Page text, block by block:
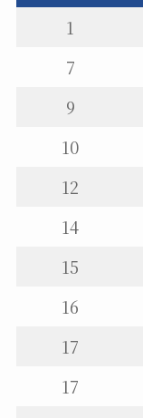
1
7
9
10
12
14
15
16
17
17